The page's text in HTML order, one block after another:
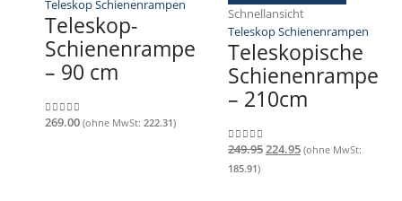
Teleskop Schienenrampen
Teleskop-
Schienenrampe
– 90 cm
0out of 5
269.00 (ohne MwSt: 222.31)
Schnellansicht
Teleskop Schienenrampen
Teleskopische
Schienenrampe
– 210cm
0out of 5
249.95 Ursprünglicher
224.95Aktueller
(ohne MwSt:
185.91)